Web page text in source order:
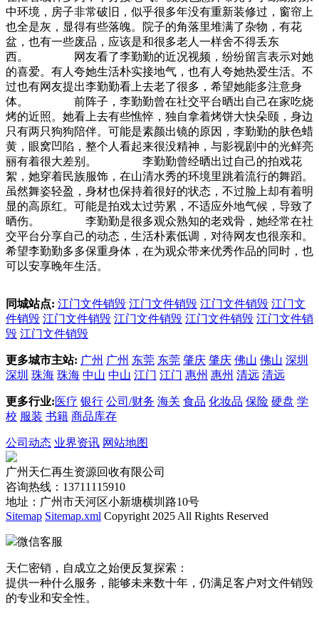
中环境，房子非常破旧，似乎很多年没有重新装修过，窗帘上
也全是灰，显得有些落魄。院子的角落里堆满了杂物，有花
盆，也有一些废品，应该是和很多老人一样舍不得丢东
西。 网友看了李勤勤的近况视频，纷纷留言表示对她
的喜爱。有人夸她生活朴实接地气，也有人夸她热爱生活。不
过也有网友提出李勤勤看上去老了很多，希望她能多注意身
体。 前阵子，李勤勤曾在社交平台晒出自己在家吃烧
烤的近照。她看上去有些憔悴，独自拿着烤饼大快朵颐，身边
只有两只狗狗陪伴。可能是素颜出镜的原因，李勤勤的肤色蜡
黄，眼窝凹陷，整个人看起来很没精神，与影视剧中的光鲜亮
丽有着很大差别。 李勤勤曾经晒出过自己的拍戏花
絮，她穿着民族服饰，在山清水秀的环境里跳着流行的舞蹈。
虽然舞姿轻盈，身材也保持着很好的状态，不过脸上却有着明
显的高原红。可能是拍戏太过劳累，不适应外地气候，导致了
晒伤。 李勤勤是很多观众熟知的老戏骨，她经常在社
交平台分享自己的动态，生活朴素低调，对待网友也很亲和。
希望李勤勤多多保重身体，在为观众带来优秀作品的同时，也
可以安享晚年生活。
同城站点: 江门文件销毁 江门文件销毁 江门文件销毁 江门文
件销毁 江门文件销毁 江门文件销毁 江门文件销毁 江门文件销
毁 江门文件销毁
更多城市主站: 广州 广州 东莞 东莞 肇庆 肇庆 佛山 佛山 深圳
深圳 珠海 珠海 中山 中山 江门 江门 惠州 惠州 清远 清远
更多行业:医疗 银行 公司/财务 海关 食品 化妆品 保险 硬盘 学
校 服装 书籍 商品库存
公司动态 业界资讯 网站地图
广州天仁再生资源回收有限公司
咨询热线：13711115910
地址：广州市天河区小新塘横圳路10号
Sitemap Sitemap.xml Copyright 2025 All Rights Reserved
微信客服
天仁密销，自成立之始便反复探索：
提供一种什么服务，能够未来数十年，仍满足客户对文件销毁
的专业和安全性。